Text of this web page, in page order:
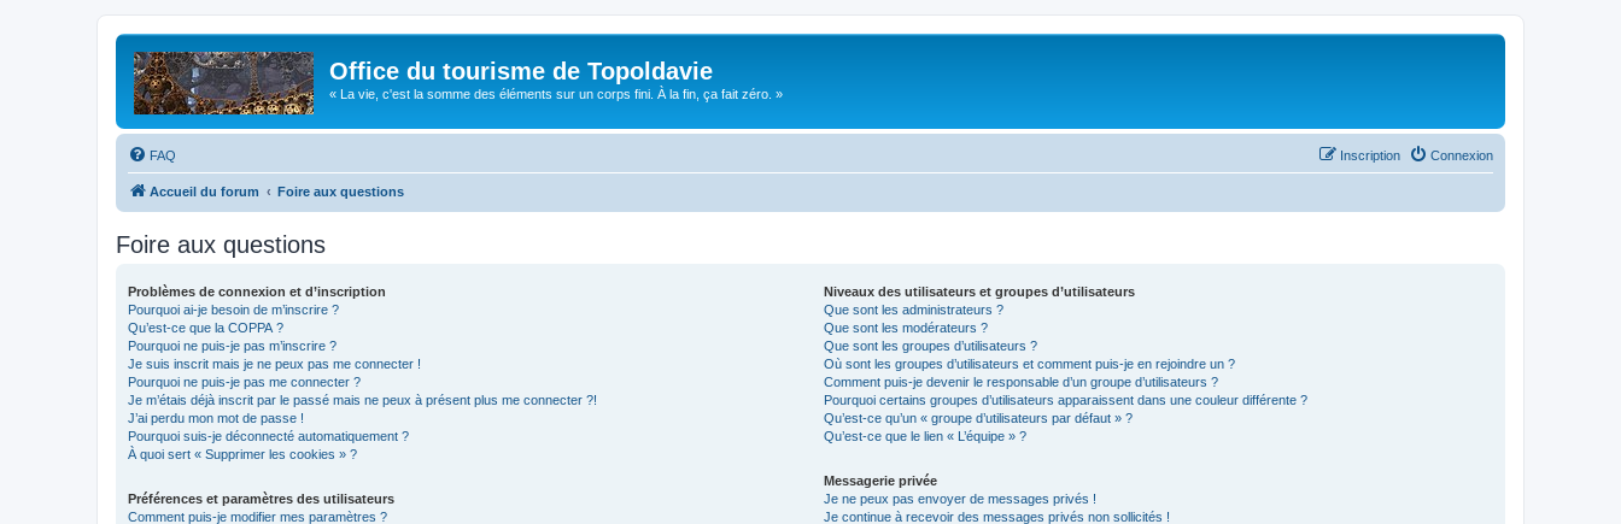
Office du tourisme de Topoldavie
« La vie, c'est la somme des éléments sur un corps fini. À la fin, ça fait zéro. »
FAQ Connexion
Inscription
Accueil du forum Foire aux questions
Foire aux questions
Problèmes de connexion et d’inscription
Pourquoi ai-je besoin de m’inscrire ?
Qu’est-ce que la COPPA ?
Pourquoi ne puis-je pas m’inscrire ?
Je suis inscrit mais je ne peux pas me connecter !
Pourquoi ne puis-je pas me connecter ?
Je m’étais déjà inscrit par le passé mais ne peux à présent plus me connecter ?!
J’ai perdu mon mot de passe !
Pourquoi suis-je déconnecté automatiquement ?
À quoi sert « Supprimer les cookies » ?
Préférences et paramètres des utilisateurs
Comment puis-je modifier mes paramètres ?
Niveaux des utilisateurs et groupes d’utilisateurs
Que sont les administrateurs ?
Que sont les modérateurs ?
Que sont les groupes d’utilisateurs ?
Où sont les groupes d’utilisateurs et comment puis-je en rejoindre un ?
Comment puis-je devenir le responsable d’un groupe d’utilisateurs ?
Pourquoi certains groupes d’utilisateurs apparaissent dans une couleur différente ?
Qu’est-ce qu’un « groupe d’utilisateurs par défaut » ?
Qu’est-ce que le lien « L’équipe » ?
Messagerie privée
Je ne peux pas envoyer de messages privés !
Je continue à recevoir des messages privés non sollicités !